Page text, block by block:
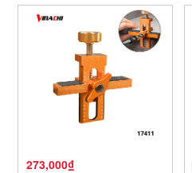
273,000₫